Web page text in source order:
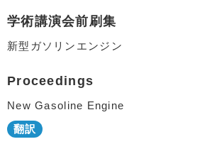
学術講演会前刷集
新型ガソリンエンジン
Proceedings
New Gasoline Engine